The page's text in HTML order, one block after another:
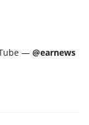
— @earnews